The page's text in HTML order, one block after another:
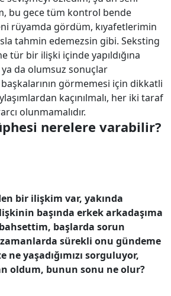
bu gece tüm kontrol bende
rüyamda gördüm, kıyafetlerimin
tahmin edemezsin gibi. Seksting
tür bir ilişki içinde yapıldığına
da olumsuz sonuçlar
görmemesi için dikkatli
kaçınılmalı, her iki taraf
olunmamalıdır.
nerelere varabilir?
bir ilişkim var, yakında
başında erkek arkadaşıma
başlarda sorun
sürekli onu gündeme
yaşadığımızı sorguluyor,
oldum, bunun sonu ne olur?